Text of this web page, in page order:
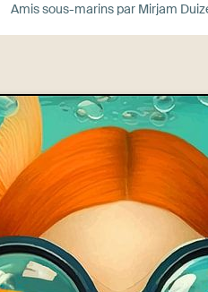
Amis sous-marins par Mirjam